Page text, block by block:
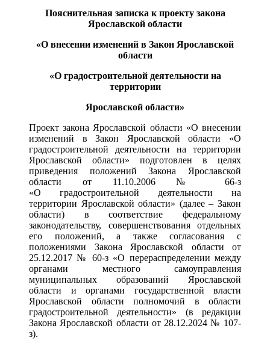
Пояснительная записка к проекту закона
Ярославской области
«О внесении изменений в Закон Ярославской
области
«О градостроительной деятельности на
территории
Ярославской области»
Проект закона Ярославской области «О внесении
изменений в Закон Ярославской области «О
градостроительной деятельности на территории
Ярославской области» подготовлен в целях
приведения положений Закона Ярославской
области от 11.10.2006 № 66-з
«О градостроительной деятельности на
территории Ярославской области» (далее – Закон
области) в соответствие федеральному
законодательству, совершенствования отдельных
его положений, а также согласования с
положениями Закона Ярославской области от
25.12.2017 № 60-з «О перераспределении между
органами местного самоуправления
муниципальных образований Ярославской
области и органами государственной власти
Ярославской области полномочий в области
градостроительной деятельности» (в редакции
Закона Ярославской области от 28.12.2024 № 107-
з).